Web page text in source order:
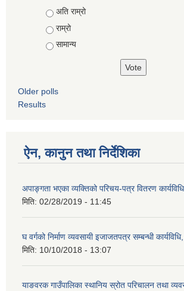
Choices
अति राम्रो
राम्रो
सामान्य
Older polls
Results
ऐन, कानुन तथा निर्देशिका
अपाङ्गता भएका व्यक्तिको परिचय-पत्र वितरण
मिति: 02/28/2019 - 11:45
घ वर्गको निर्माण व्यवसायी इजाजतपत्र सम्बन्धी
मिति: 10/10/2018 - 13:07
याङवरक गाउँपालिका स्थानिय स्रोत परिचालन तथा